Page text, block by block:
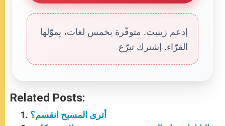
إدعم زينيت. متوفّرة بخمس لغات، يموّلها
القرّاء. إشترك تبرّع
Related Posts:
أترى المسيح انقسم؟